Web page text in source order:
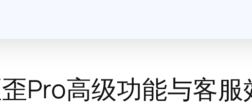
Pro高级功能与客